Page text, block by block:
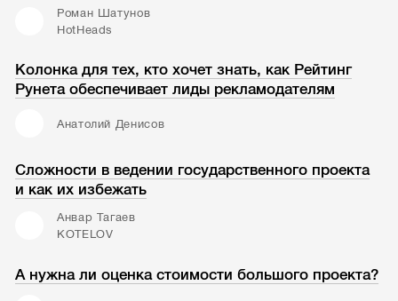
Роман Шатунов
HotHeads
Колонка для тех, кто хочет знать, как Рейтинг
Рунета обеспечивает лиды рекламодателям
Анатолий Денисов
Сложности в ведении государственного проекта
и как их избежать
Анвар Тагаев
KOTELOV
А нужна ли оценка стоимости большого проекта?